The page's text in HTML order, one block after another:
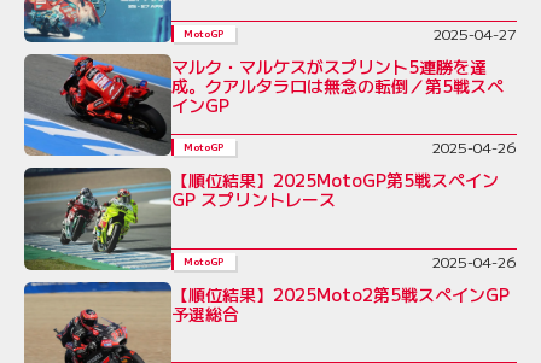
MotoGP 2025-04-27
マルク・マルケスがスプリント5連勝を達
成。クアルタラロは無念の転倒／第5戦スペ
インGP
MotoGP 2025-04-26
【順位結果】2025MotoGP第5戦スペイン
GP スプリントレース
MotoGP 2025-04-26
【順位結果】2025Moto2第5戦スペインGP
予選総合